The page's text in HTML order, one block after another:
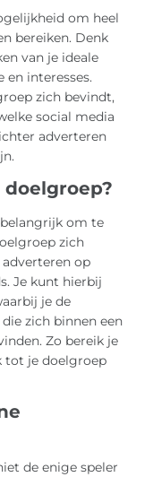
om heel
bereiken. Denk
van je ideale
en interesses.
zich bevindt,
social media
adverteren
om te
zich
op
Je kunt hierbij
je de
zich binnen een
Zo bereik je
tot je doelgroep
de enige speler